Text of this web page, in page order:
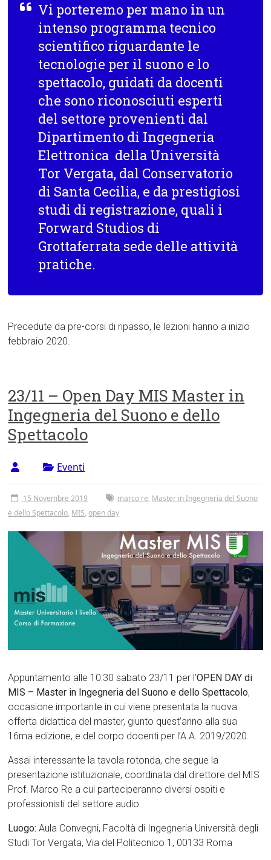
Vi porteremo per mano in un
intenso programma tecnico
scientifico riguardante le
tecnologie per il suono e lo
spettacolo, guidati da docenti
che sono riconosciuti esperti
del settore provenienti dal
Dipartimento di Ingegneria
Elettronica della Università
Tor Vergata, dal Conservatorio
di Santa Cecilia, e da prestigiosi
studi di registrazione, quali i
Forward Studios di
Grottaferrata sede delle attività
pratiche.
Precedute da pre-corsi di ripasso, le lezioni hanno a inizio
febbraio 2020.
23/11 – Open Day MIS Master in
Ingegneria del Suono e dello
Spettacolo
Eventi
15 Novembre 2019 marco re, Master in Ingegneria del Suono
e dello Spettacolo, MIS,open day
Appuntamento alle 10:30 sabato 23/11 per l’OPEN DAY di
MIS – Master in Ingegneria del Suono e dello Spettacolo,
occasione importante in cui viene presentata la nuova
offerta didattica del master, giunto quest’anno alla sua
16ma edizione, e del corpo docenti per l’A.A. 2019/2020.
Assai interessante la tavola rotonda, che segue la
presentazione istituzionale, coordinata dal direttore del MIS
Prof. Marco Re a cui parteciperanno diversi ospiti e
professionisti del settore audio.
Luogo: Aula Convegni, Facoltà di Ingegneria Università degli
Studi Tor Vergata, Via del Politecnico 1, 00133 Roma